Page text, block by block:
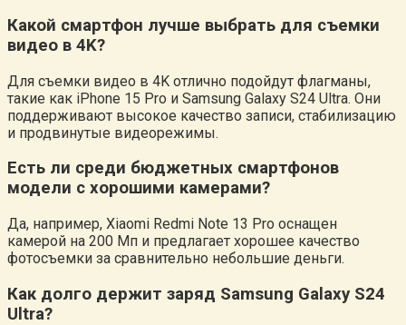
Какой смартфон лучше выбрать для съемки
видео в 4K?
Для съемки видео в 4K отлично подойдут флагманы,
такие как iPhone 15 Pro и Samsung Galaxy S24 Ultra. Они
поддерживают высокое качество записи, стабилизацию
и продвинутые видеорежимы.
Есть ли среди бюджетных смартфонов
модели с хорошими камерами?
Да, например, Xiaomi Redmi Note 13 Pro оснащен
камерой на 200 Мп и предлагает хорошее качество
фотосъемки за сравнительно небольшие деньги.
Как долго держит заряд Samsung Galaxy S24
Ultra?